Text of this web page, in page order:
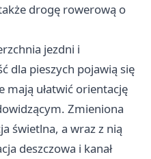
drogę rowerową o
jezdni i
dla pieszych pojawią się
ułatwić orientację
Zmieniona
świetlna, a wraz z nią
deszczowa i kanał